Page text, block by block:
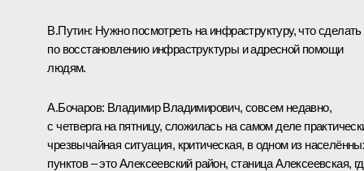
В.Путин: Нужно посмотреть на инфраструктуру, что сделать
по восстановлению инфраструктуры и адресной помощи
людям.
А.Бочаров: Владимир Владимирович, совсем недавно,
с четверга на пятницу, сложилась на самом деле
чрезвычайная ситуация, критическая, в одном из
пунктов – это Алексеевский район, станица Алексеевская,